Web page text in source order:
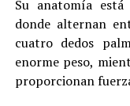
Su anatomía
donde alternan
cuatro dedos
enorme peso,
proporcionan